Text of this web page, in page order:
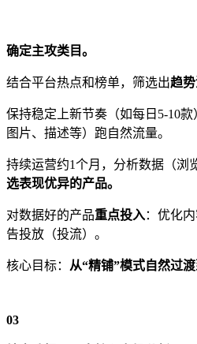
确定主攻类目。
结合平台热点和榜单，筛选出趋势
保持稳定上新节奏（如每日5-10款
图片、描述等）跑自然流量。
持续运营约1个月，分析数据（浏
选表现优异的产品。
对数据好的产品重点投入：优化
告投放（投流）。
核心目标： 从“精铺”模式自然过渡
03